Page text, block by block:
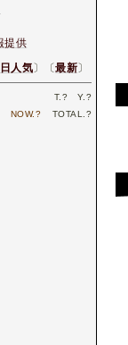
提供
人気〕〔最新〕
T. ? Y. ?
NOW.? TOTAL. ?